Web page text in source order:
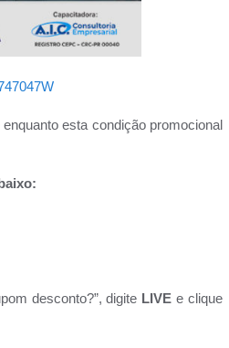
esta condição promocional
desconto?”, digite LIVE e clique